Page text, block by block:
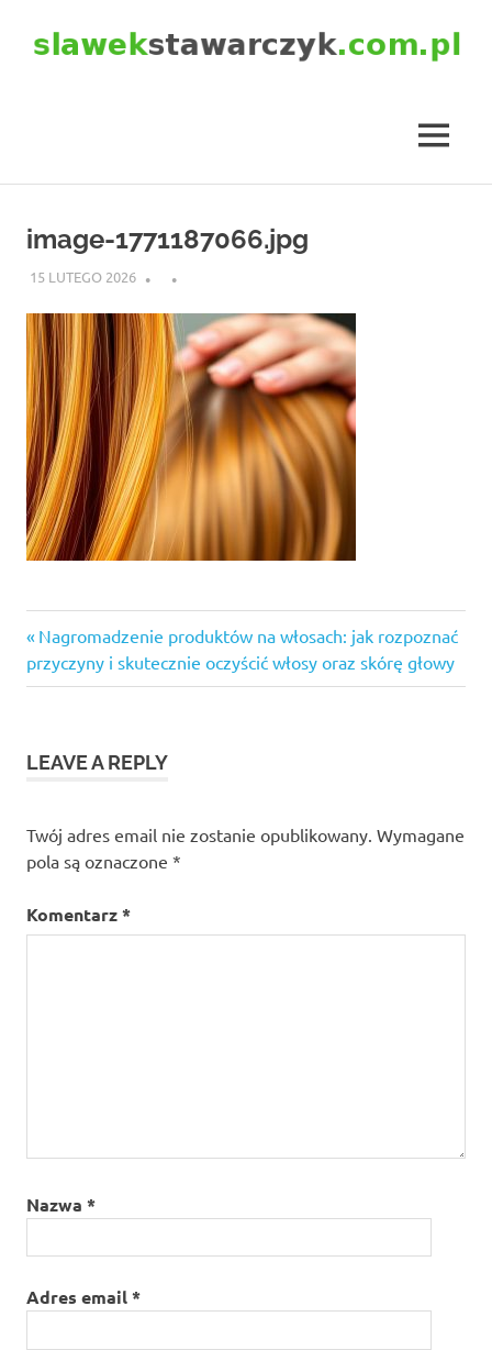
MENU
image-1771187066.jpg
15 LUTEGO 2026
Nawigacja
wpisu
Previous
Post:
Nagromadzenie produktów na włosach: jak rozpoznać
przyczyny i skutecznie oczyścić włosy oraz skórę głowy
LEAVE A REPLY
Twój adres email nie zostanie opublikowany. Wymagane
pola są oznaczone *
Komentarz*
Nazwa *
Adres email*